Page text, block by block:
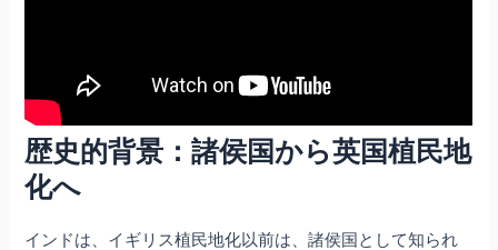
歴史的背景：諸侯国から英国植民地
化へ
インドは、イギリス植民地化以前は、諸侯国として知られ